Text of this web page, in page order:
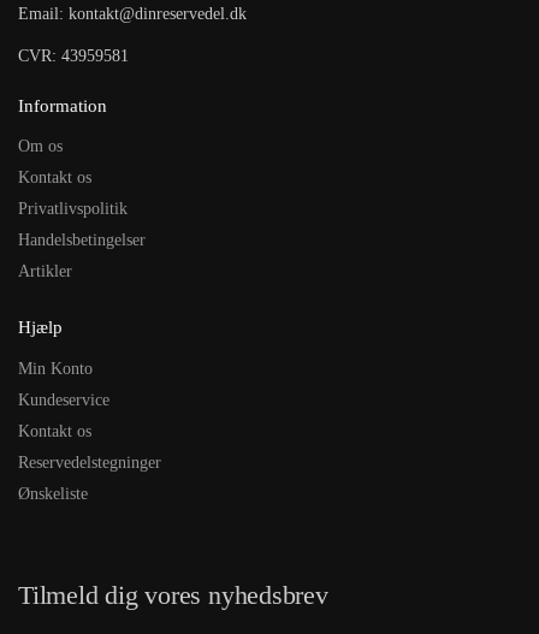
Email: kontakt@dinreservedel.dk
CVR: 43959581
Information
Om os
Kontakt os
Privatlivspolitik
Handelsbetingelser
Artikler
Hjælp
Min Konto
Kundeservice
Kontakt os
Reservedelstegninger
Ønskeliste
Tilmeld dig vores nyhedsbrev